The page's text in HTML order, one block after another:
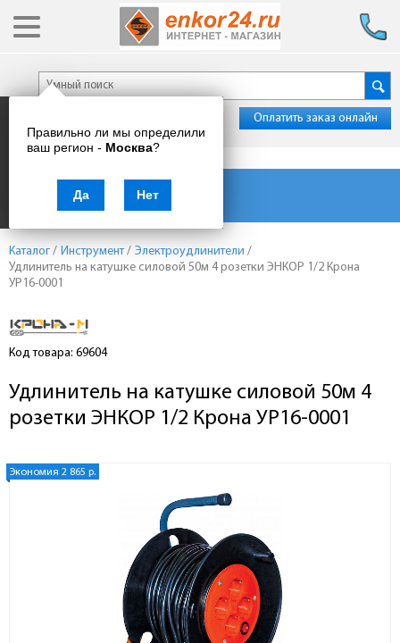
Правильно ли мы определили
ваш регион - Москва?
Да Нет
Оплатить заказ онлайн
Каталог товаров
Каталог / Инструмент/ Электроудлинители /
Удлинитель на катушке силовой 50м 4 розетки ЭНКОР 1/2 Крона
УР16-0001
Код товара: 69604
Удлинитель на катушке силовой 50м 4
розетки ЭНКОР 1/2 Крона УР16-0001
Экономия 2 865 р.